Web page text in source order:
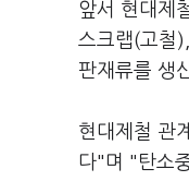
앞서 현대제
스크랩(고철
판재류를 생
현대제철 관
다"며 "탄소